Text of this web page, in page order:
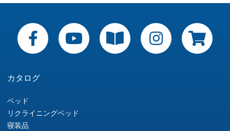
カタログ
ベッド
リクライニングベッド
寝装品